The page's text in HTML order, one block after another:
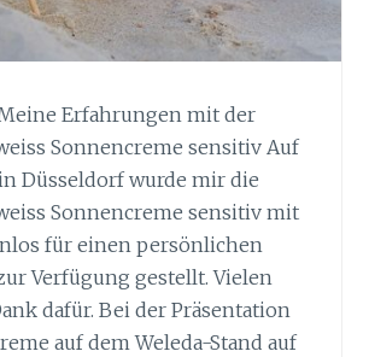
Erfahrungen mit der
Sonnencreme sensitiv Auf
Düsseldorf wurde mir die
Sonnencreme sensitiv mit
für einen persönlichen
Verfügung gestellt. Vielen
dafür. Bei der Präsentation
auf dem Weleda-Stand auf